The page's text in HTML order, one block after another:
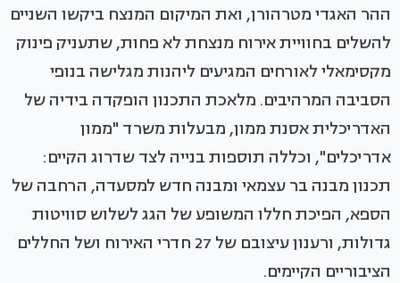
ההר האגדי מטרהורן, ואת המיקום המנצח ביקשו השניים
להשלים בחוויית אירוח מנצחת לא פחות, שתעניק פינוק
מקסימאלי לאורחים המגיעים ליהנות מגלישה בנופי
הסביבה המרהיבים. מלאכת התכנון הופקדה בידיה של
האדריכלית אסנת ממון, מבעלות משרד "ממון
אדריכלים", וכללה תוספות בנייה לצד שדרוג הקיים:
תכנון מבנה בר עצמאי ומבנה חדש למסעדה, הרחבה של
הספא, הפיכת חללו המשופע של הגג לשלוש סוויטות
גדולות, ורענון עיצובם של 27 חדרי האירוח ושל החללים
הציבוריים הקיימים.